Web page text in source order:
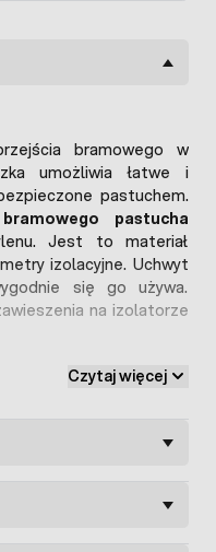
bramowego w
umożliwia łatwe i
pastuchem.
pastucha
Jest to materiał
izolacyjne. Uchwyt
się go używa.
na izolatorze
jest łatwo zauważalna z
długich ogrodzeniach
Czytaj więcej